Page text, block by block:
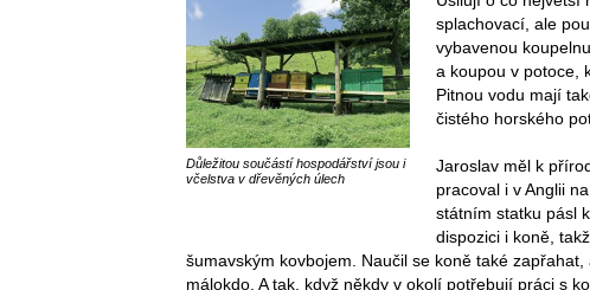
Důležitou součástí hospodářství jsou i
včelstva v dřevěných úlech
splachovací, ale
vybavenou
a koupou v potoce,
Pitnou vodu mají
čistého horského
Jaroslav měl k
pracoval i v Anglii
státním statku pásl
dispozici i koně,
šumavským kovbojem. Naučil se koně také
málokdo. A tak, když někdy v okolí potřebují práci s